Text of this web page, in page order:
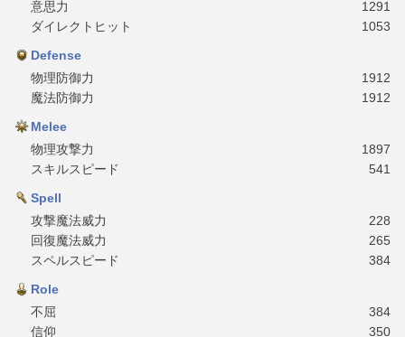
意思力
1291
ダイレクトヒット
1053
Defense
物理防御力
1912
魔法防御力
1912
Melee
物理攻撃力
1897
スキルスピード
541
Spell
攻撃魔法威力
228
回復魔法威力
265
スペルスピード
384
Role
不屈
384
信仰
350